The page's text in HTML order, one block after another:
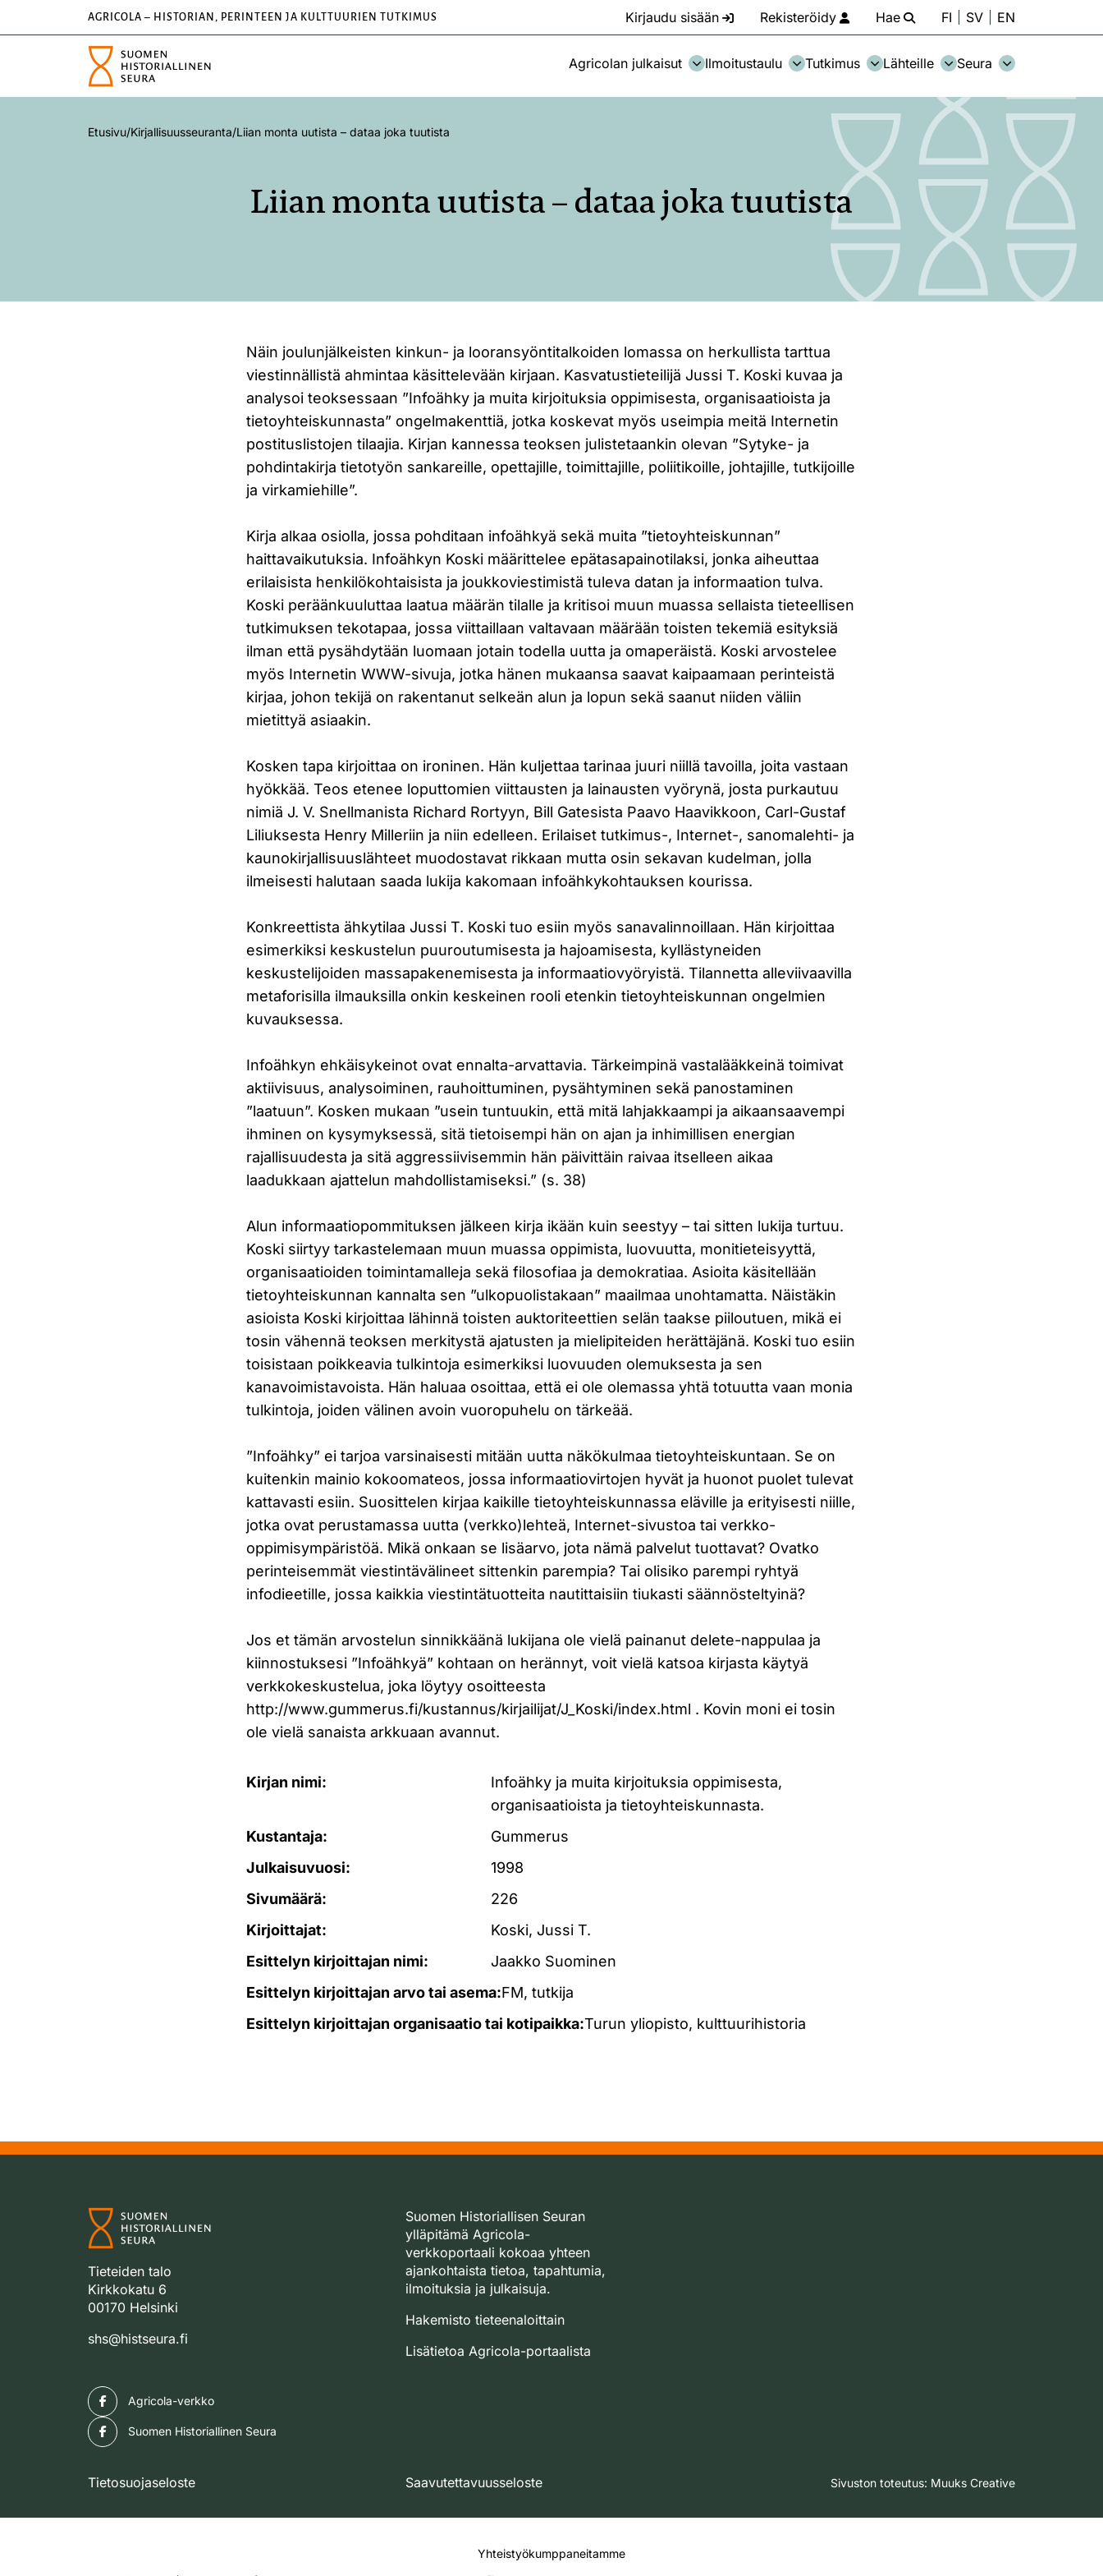
AGRICOLA – HISTORIAN, PERINTEEN JA KULTTUURIEN TUTKIMUS Kirjaudu sisään Rekisteröidy Hae FI SV EN
Agricolan julkaisut Ilmoitustaulu Tutkimus Lähteille Seura
Etusivu/Kirjallisuusseuranta/Liian monta uutista – dataa joka tuutista
Liian monta uutista – dataa joka tuutista
Näin joulunjälkeisten kinkun- ja looransyöntitalkoiden lomassa on herkullista tarttua
viestinnällistä ahmintaa käsittelevään kirjaan. Kasvatustieteilijä Jussi T. Koski kuvaa ja
analysoi teoksessaan ”Infoähky ja muita kirjoituksia oppimisesta, organisaatioista ja
tietoyhteiskunnasta” ongelmakenttiä, jotka koskevat myös useimpia meitä Internetin
postituslistojen tilaajia. Kirjan kannessa teoksen julistetaankin olevan ”Sytyke- ja
pohdintakirja tietotyön sankareille, opettajille, toimittajille, poliitikoille, johtajille, tutkijoille
ja virkamiehille”.
Kirja alkaa osiolla, jossa pohditaan infoähkyä sekä muita ”tietoyhteiskunnan”
haittavaikutuksia. Infoähkyn Koski määrittelee epätasapainotilaksi, jonka aiheuttaa
erilaisista henkilökohtaisista ja joukkoviestimistä tuleva datan ja informaation tulva.
Koski peräänkuuluttaa laatua määrän tilalle ja kritisoi muun muassa sellaista tieteellisen
tutkimuksen tekotapaa, jossa viittaillaan valtavaan määrään toisten tekemiä esityksiä
ilman että pysähdytään luomaan jotain todella uutta ja omaperäistä. Koski arvostelee
myös Internetin WWW-sivuja, jotka hänen mukaansa saavat kaipaamaan perinteistä
kirjaa, johon tekijä on rakentanut selkeän alun ja lopun sekä saanut niiden väliin
mietittyä asiaakin.
Kosken tapa kirjoittaa on ironinen. Hän kuljettaa tarinaa juuri niillä tavoilla, joita vastaan
hyökkää. Teos etenee loputtomien viittausten ja lainausten vyörynä, josta purkautuu
nimiä J. V. Snellmanista Richard Rortyyn, Bill Gatesista Paavo Haavikkoon, Carl-Gustaf
Liliuksesta Henry Milleriin ja niin edelleen. Erilaiset tutkimus-, Internet-, sanomalehti- ja
kaunokirjallisuuslähteet muodostavat rikkaan mutta osin sekavan kudelman, jolla
ilmeisesti halutaan saada lukija kakomaan infoähkykohtauksen kourissa.
Konkreettista ähkytilaa Jussi T. Koski tuo esiin myös sanavalinnoillaan. Hän kirjoittaa
esimerkiksi keskustelun puuroutumisesta ja hajoamisesta, kyllästyneiden
keskustelijoiden massapakenemisesta ja informaatiovyöryistä. Tilannetta alleviivaavilla
metaforisilla ilmauksilla onkin keskeinen rooli etenkin tietoyhteiskunnan ongelmien
kuvauksessa.
Infoähkyn ehkäisykeinot ovat ennalta-arvattavia. Tärkeimpinä vastalääkkeinä toimivat
aktiivisuus, analysoiminen, rauhoittuminen, pysähtyminen sekä panostaminen
”laatuun”. Kosken mukaan ”usein tuntuukin, että mitä lahjakkaampi ja aikaansaavempi
ihminen on kysymyksessä, sitä tietoisempi hän on ajan ja inhimillisen energian
rajallisuudesta ja sitä aggressiivisemmin hän päivittäin raivaa itselleen aikaa
laadukkaan ajattelun mahdollistamiseksi.” (s. 38)
Alun informaatiopommituksen jälkeen kirja ikään kuin seestyy – tai sitten lukija turtuu.
Koski siirtyy tarkastelemaan muun muassa oppimista, luovuutta, monitieteisyyttä,
organisaatioiden toimintamalleja sekä filosofiaa ja demokratiaa. Asioita käsitellään
tietoyhteiskunnan kannalta sen ”ulkopuolistakaan” maailmaa unohtamatta. Näistäkin
asioista Koski kirjoittaa lähinnä toisten auktoriteettien selän taakse piiloutuen, mikä ei
tosin vähennä teoksen merkitystä ajatusten ja mielipiteiden herättäjänä. Koski tuo esiin
toisistaan poikkeavia tulkintoja esimerkiksi luovuuden olemuksesta ja sen
kanavoimistavoista. Hän haluaa osoittaa, että ei ole olemassa yhtä totuutta vaan monia
tulkintoja, joiden välinen avoin vuoropuhelu on tärkeää.
”Infoähky” ei tarjoa varsinaisesti mitään uutta näkökulmaa tietoyhteiskuntaan. Se on
kuitenkin mainio kokoomateos, jossa informaatiovirtojen hyvät ja huonot puolet tulevat
kattavasti esiin. Suosittelen kirjaa kaikille tietoyhteiskunnassa eläville ja erityisesti niille,
jotka ovat perustamassa uutta (verkko)lehteä, Internet-sivustoa tai verkko-
oppimisympäristöä. Mikä onkaan se lisäarvo, jota nämä palvelut tuottavat? Ovatko
perinteisemmät viestintävälineet sittenkin parempia? Tai olisiko parempi ryhtyä
infodieetille, jossa kaikkia viestintätuotteita nautittaisiin tiukasti säännösteltyinä?
Jos et tämän arvostelun sinnikkäänä lukijana ole vielä painanut delete-nappulaa ja
kiinnostuksesi ”Infoähkyä” kohtaan on herännyt, voit vielä katsoa kirjasta käytyä
verkkokeskustelua, joka löytyy osoitteesta
http://www.gummerus.fi/kustannus/kirjailijat/J_Koski/index.html . Kovin moni ei tosin
ole vielä sanaista arkkuaan avannut.
Kirjan nimi:
Infoähky ja muita kirjoituksia oppimisesta,
organisaatioista ja tietoyhteiskunnasta.
Kustantaja:
Gummerus
Julkaisuvuosi:
1998
Sivumäärä:
226
Kirjoittajat:
Koski, Jussi T.
Esittelyn kirjoittajan nimi:
Jaakko Suominen
Esittelyn kirjoittajan arvo tai asema:FM, tutkija
Esittelyn kirjoittajan organisaatio tai kotipaikka:Turun yliopisto, kulttuurihistoria
Tieteiden talo
Kirkkokatu 6
00170 Helsinki
shs@histseura.fi
Suomen Historiallisen Seuran
ylläpitämä Agricola-
verkkoportaali kokoaa yhteen
ajankohtaista tietoa, tapahtumia,
ilmoituksia ja julkaisuja.
Hakemisto tieteenaloittain
Lisätietoa Agricola-portaalista
Agricola-verkko
Suomen Historiallinen Seura
Tietosuojaseloste Saavutettavuusseloste Sivuston toteutus: Muuks Creative
Yhteistyökumppaneitamme